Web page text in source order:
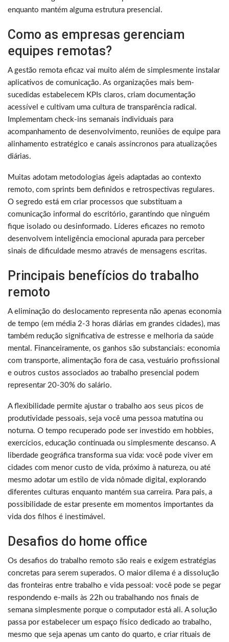
enquanto mantém alguma estrutura presencial.
Como as empresas gerenciam
equipes remotas?
A gestão remota eficaz vai muito além de simplesmente instalar
aplicativos de comunicação. As organizações mais bem-
sucedidas estabelecem KPIs claros, criam documentação
acessível e cultivam uma cultura de transparência radical.
Implementam check-ins semanais individuais para
acompanhamento de desenvolvimento, reuniões de equipe para
alinhamento estratégico e canais assíncronos para atualizações
diárias.
Muitas adotam metodologias ágeis adaptadas ao contexto
remoto, com sprints bem definidos e retrospectivas regulares.
O segredo está em criar processos que substituam a
comunicação informal do escritório, garantindo que ninguém
fique isolado ou desinformado. Líderes eficazes no remoto
desenvolvem inteligência emocional apurada para perceber
sinais de dificuldade mesmo através de mensagens escritas.
Principais benefícios do trabalho
remoto
A eliminação do deslocamento representa não apenas economia
de tempo (em média 2-3 horas diárias em grandes cidades), mas
também redução significativa de estresse e melhoria da saúde
mental. Financeiramente, os ganhos são substanciais: economia
com transporte, alimentação fora de casa, vestuário profissional
e outros custos associados ao trabalho presencial podem
representar 20-30% do salário.
A flexibilidade permite ajustar o trabalho aos seus picos de
produtividade pessoais, seja você uma pessoa matutina ou
noturna. O tempo recuperado pode ser investido em hobbies,
exercícios, educação continuada ou simplesmente descanso. A
liberdade geográfica transforma sua vida: você pode viver em
cidades com menor custo de vida, próximo à natureza, ou até
mesmo adotar um estilo de vida nômade digital, explorando
diferentes culturas enquanto mantém sua carreira. Para pais, a
possibilidade de estar presente em momentos importantes da
vida dos filhos é inestimável.
Desafios do home office
Os desafios do trabalho remoto são reais e exigem estratégias
concretas para serem superados. O maior dilema é a dissolução
das fronteiras entre trabalho e vida pessoal: você pode se pegar
respondendo e-mails às 22h ou trabalhando nos finais de
semana simplesmente porque o computador está ali. A solução
passa por estabelecer um espaço físico dedicado ao trabalho,
mesmo que seja apenas um canto do quarto, e criar rituais de